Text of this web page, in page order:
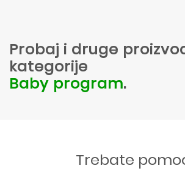
Probaj i druge
kategorije
Baby program.
Trebate